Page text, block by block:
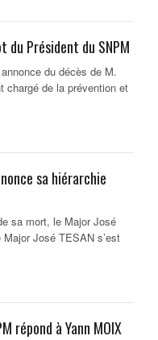
du Président du SNPM
du décès de M.
chargé de la prévention et
sa hiérarchie
sa mort, le Major José
José TESAN s’est
répond à Yann MOIX